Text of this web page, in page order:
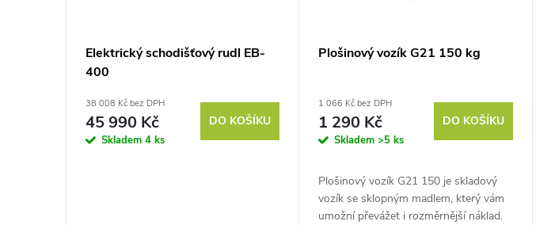
Elektrický schodišťový rudl EB-
400
38 008 Kč bez DPH
45 990 Kč
Skladem 4 ks
DO KOŠÍKU
Plošinový vozík G21 150 kg
1 066 Kč bez DPH
1 290 Kč
Skladem>5 ks
DO KOŠÍKU
Plošinový vozík G21 150 je skladový
vozík se sklopným madlem, který vám
umožní převážet i rozměrnější náklad.